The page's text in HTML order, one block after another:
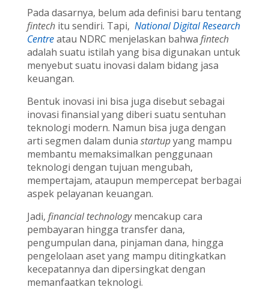
Pada dasarnya, belum ada definisi baru tentang
fintechitu sendiri. Tapi, National Digital Research
Centreatau NDRC menjelaskan bahwa fintech
adalah suatu istilah yang bisa digunakan untuk
menyebut suatu inovasi dalam bidang jasa
keuangan.
Bentuk inovasi ini bisa juga disebut sebagai
inovasi finansial yang diberi suatu sentuhan
teknologi modern. Namun bisa juga dengan
arti segmen dalam dunia startupyang mampu
membantu memaksimalkan penggunaan
teknologi dengan tujuan mengubah,
mempertajam, ataupun mempercepat berbagai
aspek pelayanan keuangan.
Jadi, financial technologymencakup cara
pembayaran hingga transfer dana,
pengumpulan dana, pinjaman dana, hingga
pengelolaan aset yang mampu ditingkatkan
kecepatannya dan dipersingkat dengan
memanfaatkan teknologi.